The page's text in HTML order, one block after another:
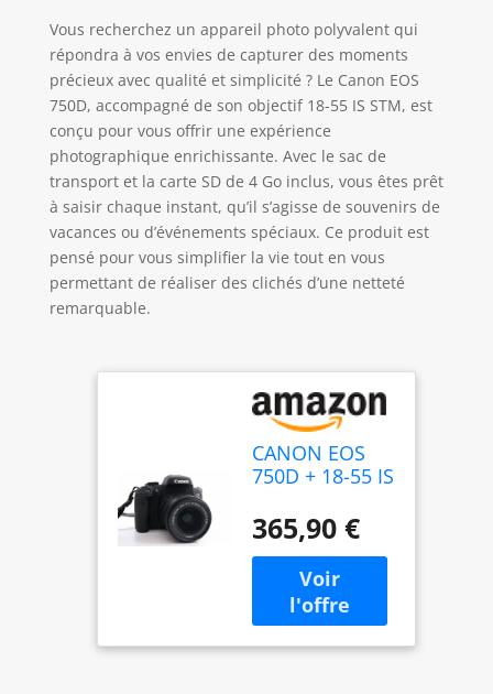
Vous recherchez un appareil photo polyvalent qui
répondra à vos envies de capturer des moments
précieux avec qualité et simplicité ? Le Canon EOS
750D, accompagné de son objectif 18-55 IS STM, est
conçu pour vous offrir une expérience
photographique enrichissante. Avec le sac de
transport et la carte SD de 4 Go inclus, vous êtes prêt
à saisir chaque instant, qu’il s’agisse de souvenirs de
vacances ou d’événements spéciaux. Ce produit est
pensé pour vous simplifier la vie tout en vous
permettant de réaliser des clichés d’une netteté
remarquable.
CANON EOS
750D + 18-55 IS
4Go
365,90 €